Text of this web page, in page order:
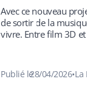
Avec ce nouveau
de sortir de la
vivre. Entre film 3D
Publié le28/04/2026•La